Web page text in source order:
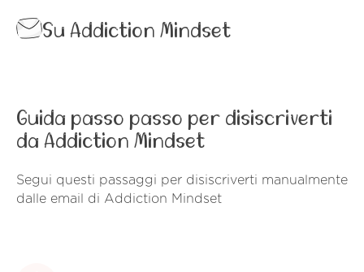
Su Addiction Mindset
Guida passo passo per disiscriverti
da Addiction Mindset
Segui questi passaggi per disiscriverti manualmente
dalle email di Addiction Mindset